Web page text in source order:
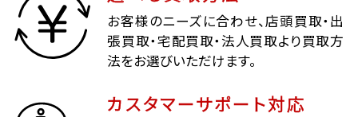
お客様のニーズに合わせ、店頭買取・出
張買取・宅配買取・法人買取より買取方
法をお選びいただけます。
カスタマーサポート対応